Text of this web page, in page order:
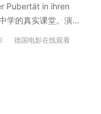
Collier (Paul
Lino (Parcours-
简介】 美国底特律
利 David Belle
江德语论坛【德国电
Pubertät in ihren
学的真实课堂。演员
德国电影在线观看